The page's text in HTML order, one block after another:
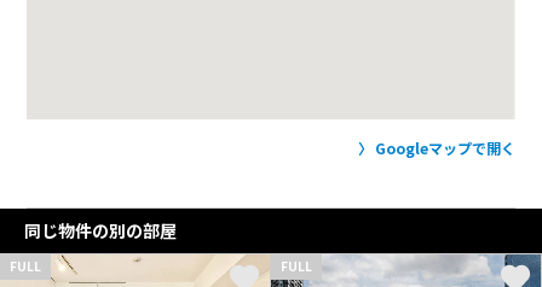
Googleマップで開く
同じ物件の別の部屋
FULL FULL